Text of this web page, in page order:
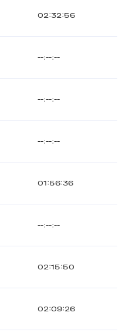
02:32:56
--:--:--
--:--:--
--:--:--
01:56:36
--:--:--
02:15:50
02:09:26